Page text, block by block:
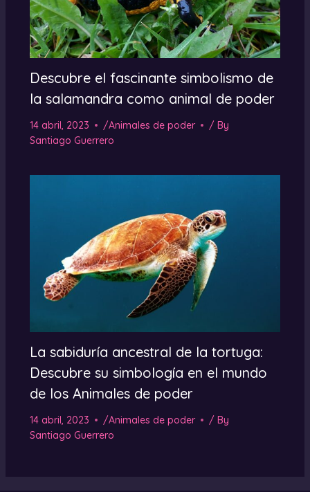
Descubre el fascinante simbolismo de
la salamandra como animal de poder
14 abril, 2023 /Animales de poder
/ By
Santiago Guerrero
La sabiduría ancestral de la tortuga:
Descubre su simbología en el mundo
de los Animales de poder
14 abril, 2023 /Animales de poder
/ By
Santiago Guerrero